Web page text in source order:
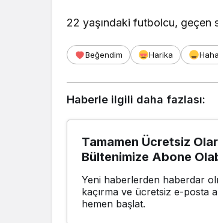
22 yaşındaki futbolcu, geçen
Beğendim Harika Haha
Haberle ilgili daha fazlası:
Tamamen Ücretsiz
Bültenimize Abone
Yeni haberlerden haberdar
kaçırma ve ücretsiz e-posta
hemen başlat.